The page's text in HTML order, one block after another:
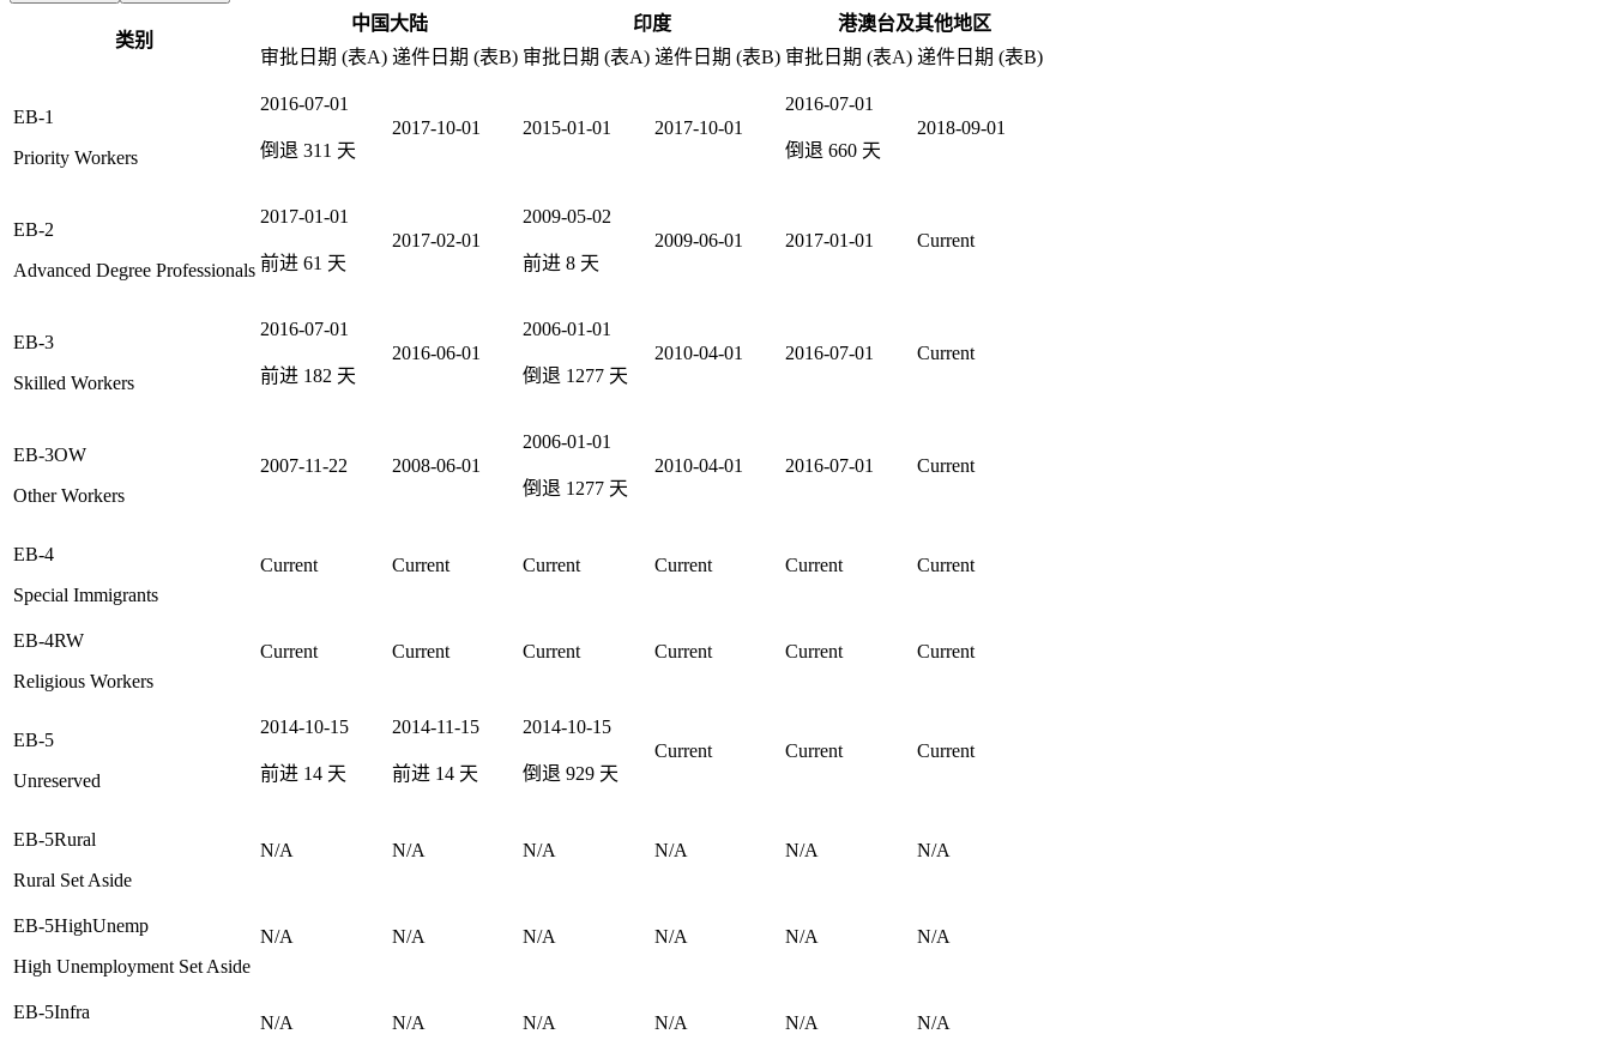
类别
中国大陆 印度
港澳台及其他地区
审批日期 (表A) 递件日期 (表B) 审批日期 (表A) 递件日期 (表B) 审批日期 (表A) 递件日期 (表B)
EB-1
Priority Workers
2016-07-01
倒退 311 天
2017-10-01 2015-01-01 2017-10-01
2016-07-01
倒退 660 天
2018-09-01
EB-2
Advanced Degree Professionals
2017-01-01
前进 61 天
2017-02-01
2009-05-02
前进 8 天
2009-06-01 2017-01-01 Current
EB-3
Skilled Workers
2016-07-01
前进 182 天
2016-06-01
2006-01-01
倒退 1277 天
2010-04-01 2016-07-01 Current
EB-3OW
Other Workers
2007-11-22 2008-06-01
2006-01-01
倒退 1277 天
2010-04-01 2016-07-01 Current
EB-4
Special Immigrants
Current Current Current Current Current Current
EB-4RW
Religious Workers
Current Current Current Current Current Current
EB-5
Unreserved
2014-10-15
前进 14 天
2014-11-15
前进 14 天
2014-10-15
倒退 929 天
Current Current Current
EB-5Rural
Rural Set Aside
N/A N/A N/A N/A N/A N/A
EB-5HighUnemp
High Unemployment Set Aside
N/A N/A N/A N/A N/A N/A
EB-5Infra
N/A N/A N/A N/A N/A N/A